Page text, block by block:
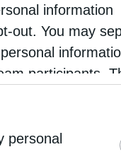
information
out. You may
participants.
may further
personal
Ο αγωγός
της Ελλάδας,
και του
χώρας,